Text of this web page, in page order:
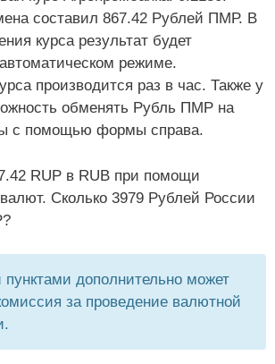
составил 867.42 Рублей ПМР. В
курса результат будет
режиме.
производится раз в час. Также у
обменять Рубль ПМР на
с помощью формы справа.
RUP в RUB при помощи
Сколько 3979 Рублей России
дополнительно может
за проведение валютной